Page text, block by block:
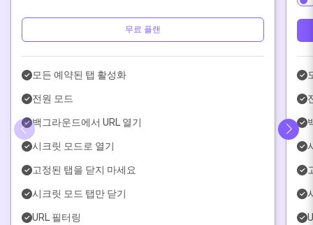
무료 플랜
모든 예약된 탭 활성화
전원 모드
백그라운드에서 URL 열기
시크릿 모드로 열기
고정된 탭을 닫지 마세요
시크릿 모드 탭만 닫기
URL 필터링